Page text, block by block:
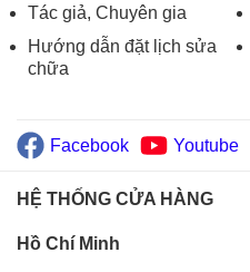
Tác giả, Chuyên gia
Hướng dẫn đặt lịch sửa
chữa
Facebook Youtube
HỆ THỐNG CỬA HÀNG
Hồ Chí Minh